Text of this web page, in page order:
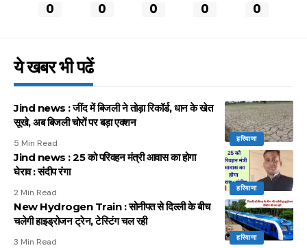
0 0 0 0 0
ये खबर भी पढें
हरियाणा
Jind news : जींद में बिजली ने तोड़ा रिकॉर्ड, धान के खेत
सूखे, अब बिजली चोरों पर बड़ा एक्शन
5 Min Read
हरियाणा
Jind news : 25 को परिवहन मंत्री आवास का होगा
घेराव : संदीप रंगा
2 Min Read
हरियाणा
New Hydrogen Train : सोनीपत से दिल्ली के बीच
चलेगी हाइड्रोजन ट्रेन, टेस्टिंग चल रही
3 Min Read